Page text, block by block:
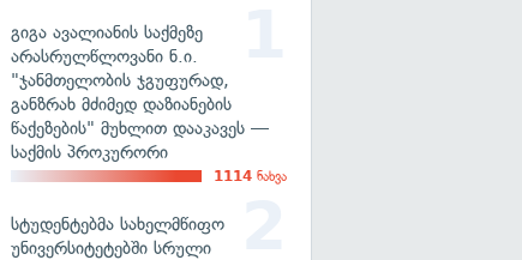
გიგა ავალიანის საქმეზე
არასრულწლოვანი ნ.ი.
"ჯანმთელობის ჯგუფურად,
განზრახ მძიმედ დაზიანების
წაქეზების" მუხლით დააკავეს —
საქმის პროკურორი
1114 ნახვა
სტუდენტებმა სახელმწიფო
უნივერსიტეტებში სრული